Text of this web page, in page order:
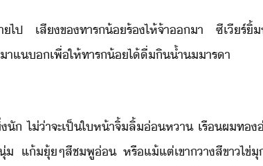
​ไป​ ​เสี​ข​ทาร​้​ร้ไห้​จ้า​า​ ​ซี​เีร​์​
แ​เพื่ให้​ทาร​้​ไ้​ื่​ิ​้ำ​ารา
ั​ ​ไ่่า​จะ​เป็​ให้า​จิ้ลิ้​่หา​ ​เรื​ผท
แ้​ุ้​ๆ​สีชพู​่​ ​หรื​แ้แต่​เขาา​สีขา​ไข่ุ